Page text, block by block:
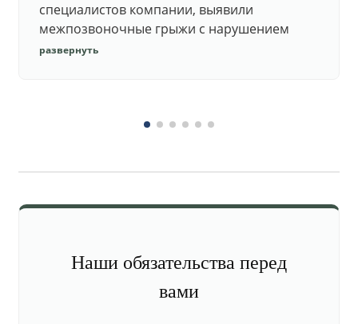
специалистов компании, выявили
межпозвоночные грыжи с нарушением
функций. Юристы подготовили документы,
развернуть
Наши обязательства перед
вами